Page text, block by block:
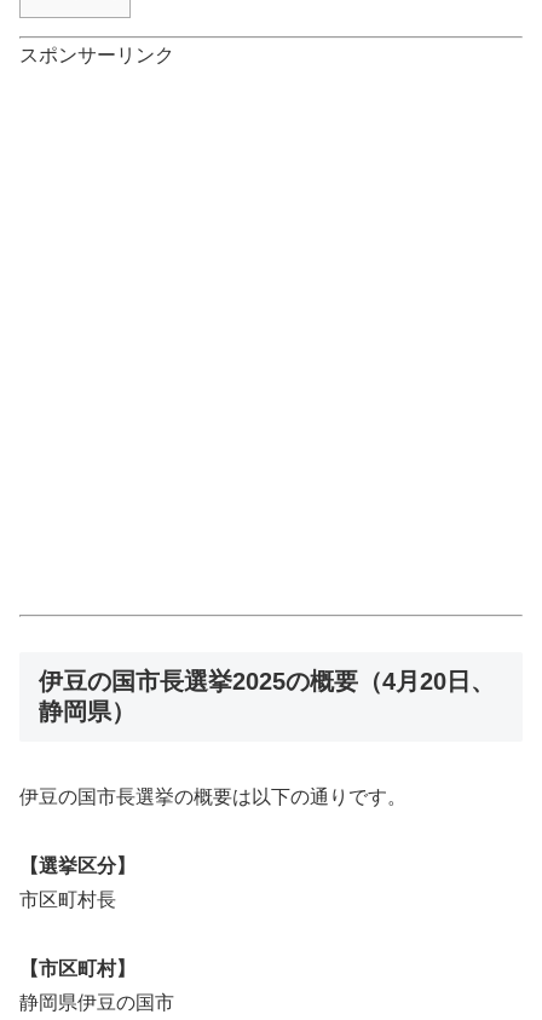
スポンサーリンク
伊豆の国市長選挙2025の概要（4月20日、
静岡県）
伊豆の国市長選挙の概要は以下の通りです。
【選挙区分】
市区町村長
【市区町村】
静岡県伊豆の国市